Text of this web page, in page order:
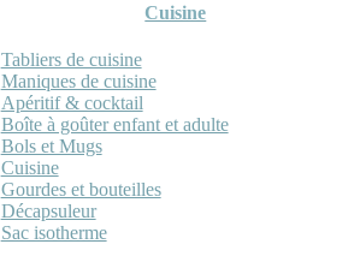
Cuisine
Tabliers de cuisine
Maniques de cuisine
Apéritif & cocktail
Boîte à goûter enfant et adulte
Bols et Mugs
Cuisine
Gourdes et bouteilles
Décapsuleur
Sac isotherme